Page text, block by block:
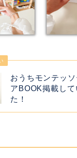
おうちモンテッ
アBOOK掲載し
た！